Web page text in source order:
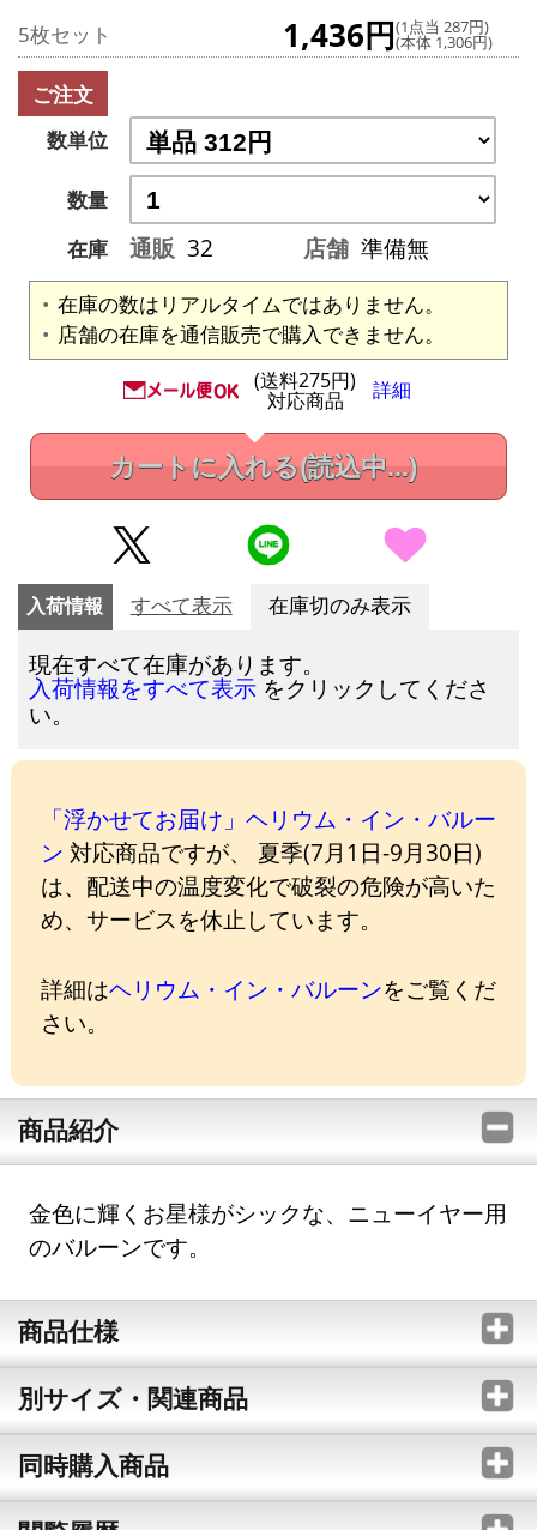
5枚セット 1,436円(1点当 287円)
(本体 1,306円)
ご注文
数単位
数量
在庫
通販 32 店舗 準備無
在庫の数はリアルタイムではありません。
店舗の在庫を通信販売で購入できません。
(送料275円)
対応商品 詳細
カートに入れる(読込中...)
入荷情報 すべて表示 在庫切のみ表示
現在すべて在庫があります。
入荷情報をすべて表示 をクリックしてくださ
い。
「浮かせてお届け」ヘリウム・イン・バルー
ン 対応商品ですが、 夏季(7月1日-9月30日)
は、配送中の温度変化で破裂の危険が高いた
め、サービスを休止しています。
詳細はヘリウム・イン・バルーンをご覧くだ
さい。
商品紹介
金色に輝くお星様がシックな、ニューイヤー用
のバルーンです。
商品仕様
別サイズ・関連商品
同時購入商品